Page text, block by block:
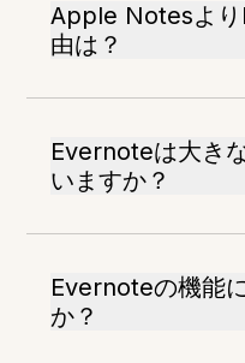
Apple Notesよ
由は？
Evernoteは大き
いますか？
Evernoteの機能
か？